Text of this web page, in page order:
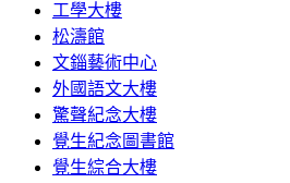
工學大樓
松濤館
文錙藝術中心
外國語文大樓
驚聲紀念大樓
覺生紀念圖書館
覺生綜合大樓